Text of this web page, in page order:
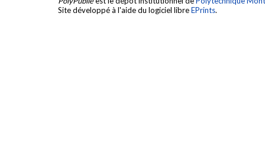
Site développé à l'aide du logiciel libreEPrints.